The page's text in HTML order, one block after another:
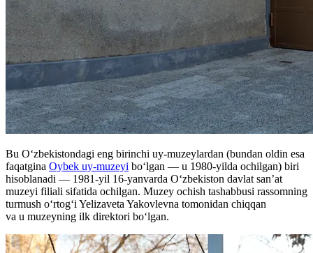
Bu Oʻzbekistondagi eng birinchi uy-muzeylardan (bundan oldin esa
faqatgina Oybek uy-muzeyi boʻlgan — u 1980-yilda ochilgan) biri
hisoblanadi — 1981-yil 16-yanvarda Oʻzbekiston davlat sanʼat
muzeyi filiali sifatida ochilgan. Muzey ochish tashabbusi rassomning
turmush oʻrtogʻi Yelizaveta Yakovlevna tomonidan chiqqan
va u muzeyning ilk direktori boʻlgan.